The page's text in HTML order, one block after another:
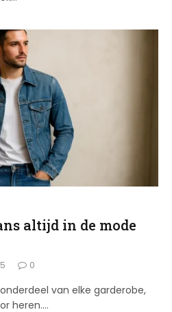
altijd in de mode
0
van elke garderobe,
heren.…